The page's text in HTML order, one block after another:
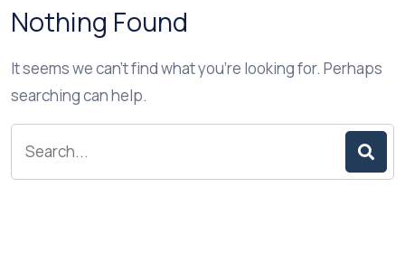
Nothing Found
It seems we can’t find what you’re looking for. Perhaps
searching can help.